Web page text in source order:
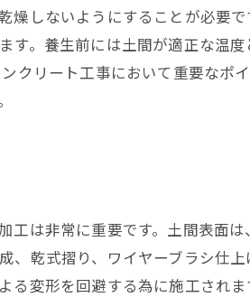
しないようにすることが必要
す。養生前には土間が適正な温
クリート工事において重要なポ
工は非常に重要です。土間表面
、乾式摺り、ワイヤーブラシ仕
る変形を回避する為に施工され